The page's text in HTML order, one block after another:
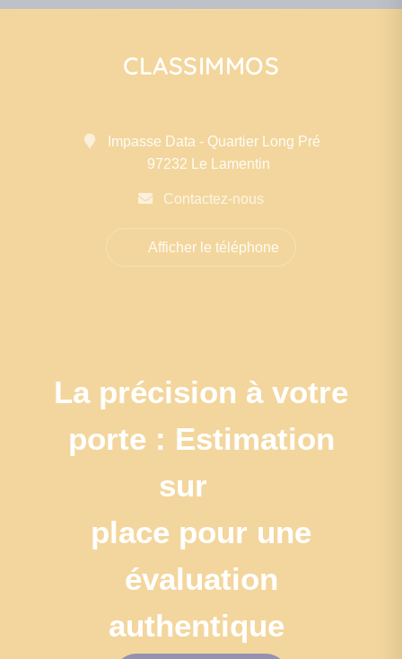
CLASSIMMOS
Impasse Data - Quartier Long Pré
97232 Le Lamentin
Contactez-nous
Afficher le téléphone
La précision à votre
porte : Estimation
sur
place pour une
évaluation
authentique